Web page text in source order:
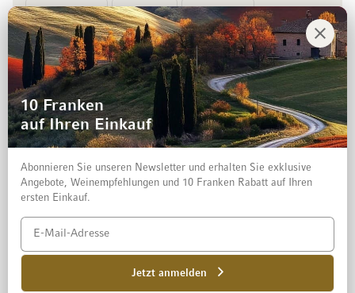
Vorkasse Rechnung
Datenschutz und Disclaimer
10 Franken
auf Ihren Einkauf
Abonnieren Sie unseren Newsletter und erhalten Sie exklusive
Angebote, Weinempfehlungen und 10 Franken Rabatt auf Ihren
ersten Einkauf.
Jetzt anmelden